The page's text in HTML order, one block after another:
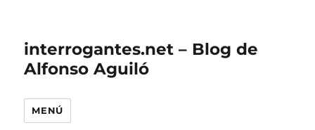
interrogantes.net – Blog de
Alfonso Aguiló
MENÚ